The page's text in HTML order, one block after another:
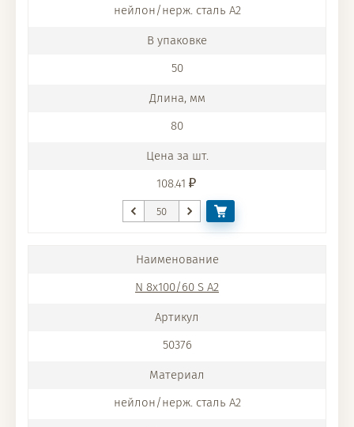
нейлон/нерж. сталь A2
50
80
108.41
N 8x100/60 S A2
50376
нейлон/нерж. сталь A2